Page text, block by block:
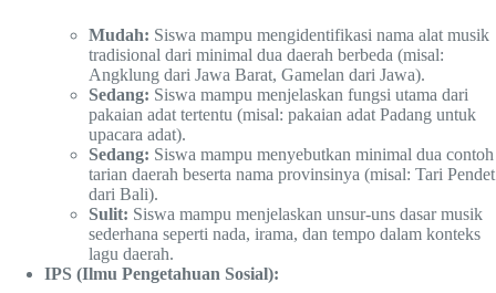
Mudah: Siswa mampu mengidentifikasi nama alat musik
tradisional dari minimal dua daerah berbeda (misal:
Angklung dari Jawa Barat, Gamelan dari Jawa).
Sedang: Siswa mampu menjelaskan fungsi utama dari
pakaian adat tertentu (misal: pakaian adat Padang untuk
upacara adat).
Sedang: Siswa mampu menyebutkan minimal dua contoh
tarian daerah beserta nama provinsinya (misal: Tari Pendet
dari Bali).
Sulit: Siswa mampu menjelaskan unsur-uns dasar musik
sederhana seperti nada, irama, dan tempo dalam konteks
lagu daerah.
IPS (Ilmu Pengetahuan Sosial):